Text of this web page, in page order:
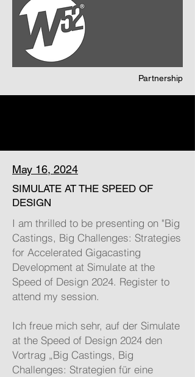
Partnership
May 16, 2024
SIMULATE AT THE SPEED OF
DESIGN
I am thrilled to be presenting on "Big
Castings, Big Challenges: Strategies
for Accelerated Gigacasting
Development at Simulate at the
Speed of Design 2024. Register to
attend my session.
Ich freue mich sehr, auf der Simulate
at the Speed of Design 2024 den
Vortrag „Big Castings, Big
Challenges: Strategien für eine